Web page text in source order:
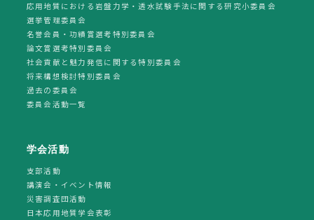
応用地質における岩盤力学・透水試験手法に関する研究小委員会
選挙管理委員会
名誉会員・功績賞選考特別委員会
論文賞選考特別委員会
社会貢献と魅力発信に関する特別委員会
将来構想検討特別委員会
過去の委員会
委員会活動一覧
学会活動
支部活動
講演会・イベント情報
災害調査団活動
日本応用地質学会表彰